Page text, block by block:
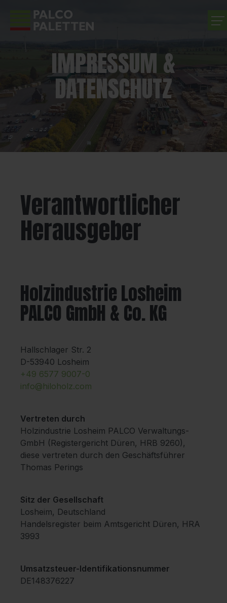
UNTERNEHMEN
PRODUKTE
KARRIERE
IMPRESSUM &
DATENSCHUTZ
Verantwortlicher
Herausgeber
Holzindustrie Losheim
PALCO GmbH & Co. KG
Hallschlager Str. 2
D-53940 Losheim
+49 6577 9007-0
info@hiloholz.com
Vertreten durch
Holzindustrie Losheim PALCO Verwaltungs-
GmbH (Registergericht Düren, HRB 9260),
diese vertreten durch den Geschäftsführer
Thomas Perings
Sitz der Gesellschaft
Losheim, Deutschland
Handelsregister beim Amtsgericht Düren, HRA
3993
Umsatzsteuer-Identifikationsnummer
DE148376227